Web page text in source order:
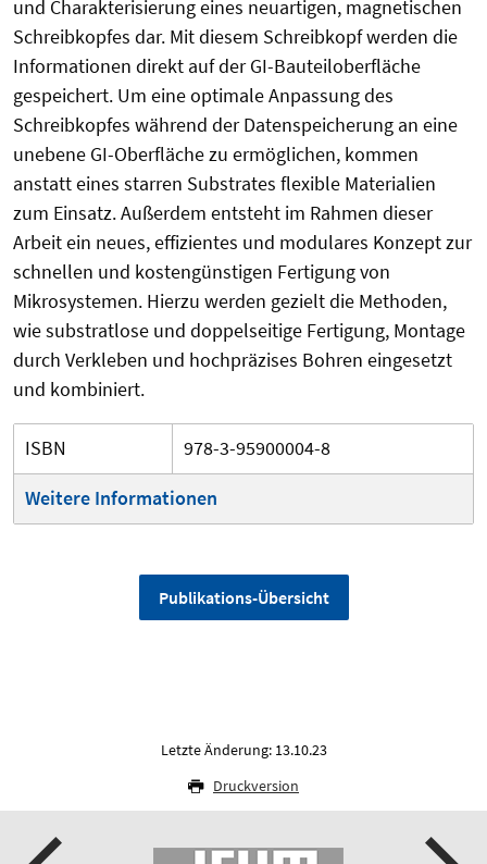
und Charakterisierung eines neuartigen, magnetischen
Schreibkopfes dar. Mit diesem Schreibkopf werden die
Informationen direkt auf der GI-Bauteiloberfläche
gespeichert. Um eine optimale Anpassung des
Schreibkopfes während der Datenspeicherung an eine
unebene GI-Oberfläche zu ermöglichen, kommen
anstatt eines starren Substrates flexible Materialien
zum Einsatz. Außerdem entsteht im Rahmen dieser
Arbeit ein neues, effizientes und modulares Konzept zur
schnellen und kostengünstigen Fertigung von
Mikrosystemen. Hierzu werden gezielt die Methoden,
wie substratlose und doppelseitige Fertigung, Montage
durch Verkleben und hochpräzises Bohren eingesetzt
und kombiniert.
ISBN
978-3-95900004-8
Weitere Informationen
Publikations-Übersicht
Letzte Änderung: 13.10.23
Druckversion